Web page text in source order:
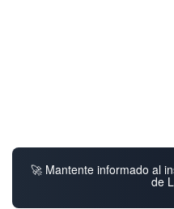
🚀 Mantente informado al
de